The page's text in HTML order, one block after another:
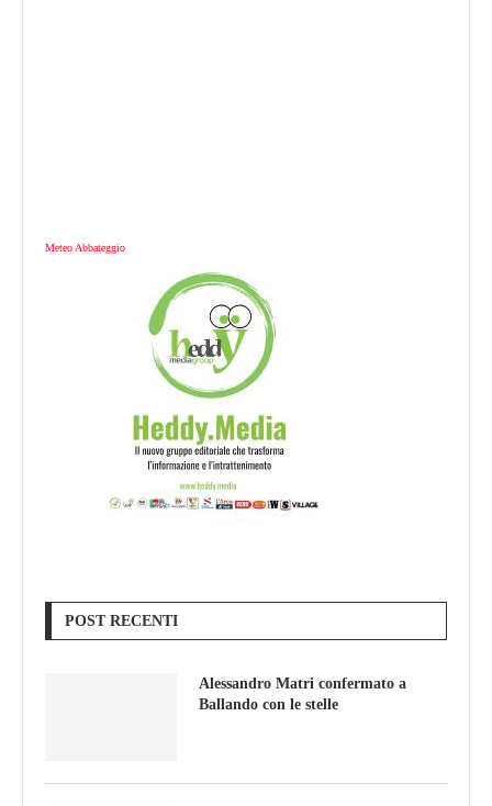
Meteo Abbateggio
POST RECENTI
Alessandro Matri confermato a
Ballando con le stelle